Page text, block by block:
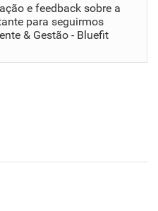
e feedback sobre a
para seguirmos
& Gestão - Bluefit